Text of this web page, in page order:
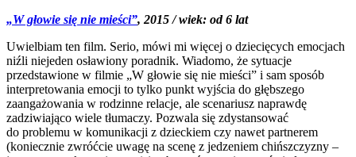
„W głowie się nie mieści”, 2015 / wiek: od 6 lat
Uwielbiam ten film. Serio, mówi mi więcej o dziecięcych emocjach
niźli niejeden osławiony poradnik. Wiadomo, że sytuacje
przedstawione w filmie „W głowie się nie mieści” i sam sposób
interpretowania emocji to tylko punkt wyjścia do głębszego
zaangażowania w rodzinne relacje, ale scenariusz naprawdę
zadziwiająco wiele tłumaczy. Pozwala się zdystansować
do problemu w komunikacji z dzieckiem czy nawet partnerem
(koniecznie zwróćcie uwagę na scenę z jedzeniem chińszczyzny –